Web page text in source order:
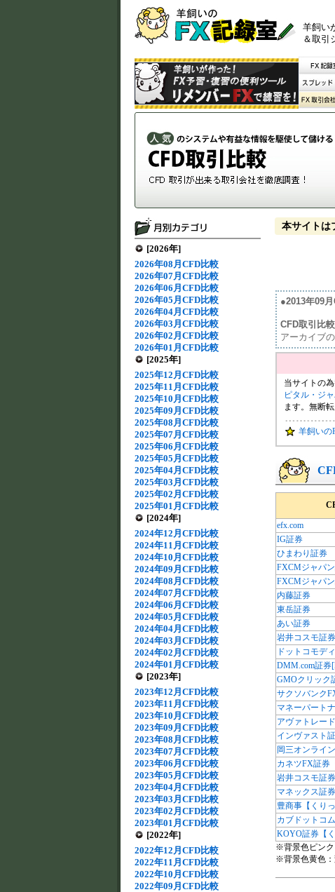
羊飼い
＆取引
[2026年]
2026年08月CFD比較
2026年07月CFD比較
2026年06月CFD比較
2026年05月CFD比較
2026年04月CFD比較
2026年03月CFD比較
2026年02月CFD比較
2026年01月CFD比較
[2025年]
2025年12月CFD比較
2025年11月CFD比較
2025年10月CFD比較
2025年09月CFD比較
2025年08月CFD比較
2025年07月CFD比較
2025年06月CFD比較
2025年05月CFD比較
2025年04月CFD比較
2025年03月CFD比較
2025年02月CFD比較
2025年01月CFD比較
[2024年]
2024年12月CFD比較
2024年11月CFD比較
2024年10月CFD比較
2024年09月CFD比較
2024年08月CFD比較
2024年07月CFD比較
2024年06月CFD比較
2024年05月CFD比較
2024年04月CFD比較
2024年03月CFD比較
2024年02月CFD比較
2024年01月CFD比較
[2023年]
2023年12月CFD比較
2023年11月CFD比較
2023年10月CFD比較
2023年09月CFD比較
2023年08月CFD比較
2023年07月CFD比較
2023年06月CFD比較
2023年05月CFD比較
2023年04月CFD比較
2023年03月CFD比較
2023年02月CFD比較
2023年01月CFD比較
[2022年]
2022年12月CFD比較
2022年11月CFD比較
2022年10月CFD比較
2022年09月CFD比較
本サイトは
●2013年09
CFD取引比較
アーカイブ
当サイトの
ピタル・ジ
ます。無断
羊飼いの
efx.com
IG証券
ひまわり証券
FXCMジャパ
FXCMジャパ
内藤証券
東岳証券
あい証券
岩井コスモ証券
ドットコモデ
DMM.com証券
GMOクリック
サクソバンク
マネーパート
アヴァトレー
インヴァスト
岡三オンライ
カネツFX証券
岩井コスモ証
マネックス証
豊商事【くりっ
カブドットコ
KOYO証券【く
※背景色ピン
※背景色黄色